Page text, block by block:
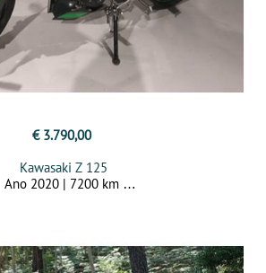
€ 3.790,00
Kawasaki Z 125
Ano 2020 | 7200 km